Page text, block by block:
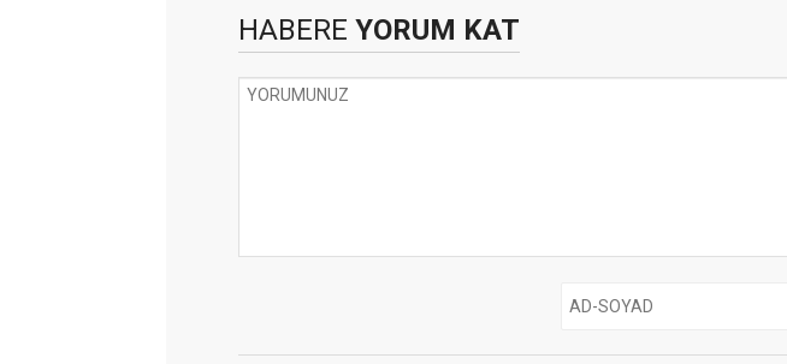
HABERE YORUM KAT